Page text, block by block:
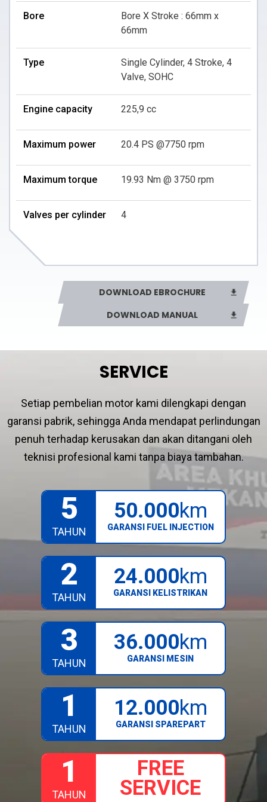
Bore
Bore X Stroke : 66mm x
66mm
Type
Single Cylinder, 4 Stroke, 4
Valve, SOHC
Engine capacity 225,9 cc
Maximum power 20.4 PS @7750 rpm
Maximum torque 19.93 Nm @ 3750 rpm
Valves per cylinder 4
Clutch Type
Fuel System
No. of Gears 5
DOWNLOAD EBROCHURE
DOWNLOAD MANUAL
SERVICE
Setiap pembelian motor kami dilengkapi dengan
garansi pabrik, sehingga Anda mendapat perlindungan
penuh terhadap kerusakan dan akan ditangani oleh
teknisi profesional kami tanpa biaya tambahan.
5
TAHUN
50.000km
GARANSI FUEL INJECTION
2
TAHUN
24.000km
GARANSI KELISTRIKAN
3
TAHUN
36.000km
GARANSI MESIN
1
TAHUN
12.000km
GARANSI SPAREPART
1
TAHUN
FREE
SERVICE